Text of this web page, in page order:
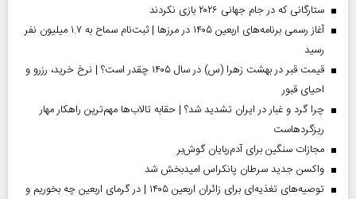
ستارگانی که در جام جهانی ۲۰۲۶ بازی نکردند
آغاز رسمی برنامه‌های اربعین ۱۴۰۵ در مرز‌ها | ثبت‌نام سماح به ۱.۷ میلیون نفر
رسید
قیمت قبر در بهشت زهرا (س) در سال ۱۴۰۵ چقدر است؟ | نرخ خرید، رزرو و
احیای قبور
چرا گرد و غبار در ایران تشدید شد؟ | حقابه تالاب‌ها مهم‌ترین راهکار مهار
ریزگردهاست
مجازات سنگین برای آدم‌ربایان گوش‌بر
واکسن جدید سرطان پانکراس امیدبخش شد
توصیه‌های تغذیه‌ای برای زائران اربعین ۱۴۰۵ | در گرمای اربعین چه بخوریم و